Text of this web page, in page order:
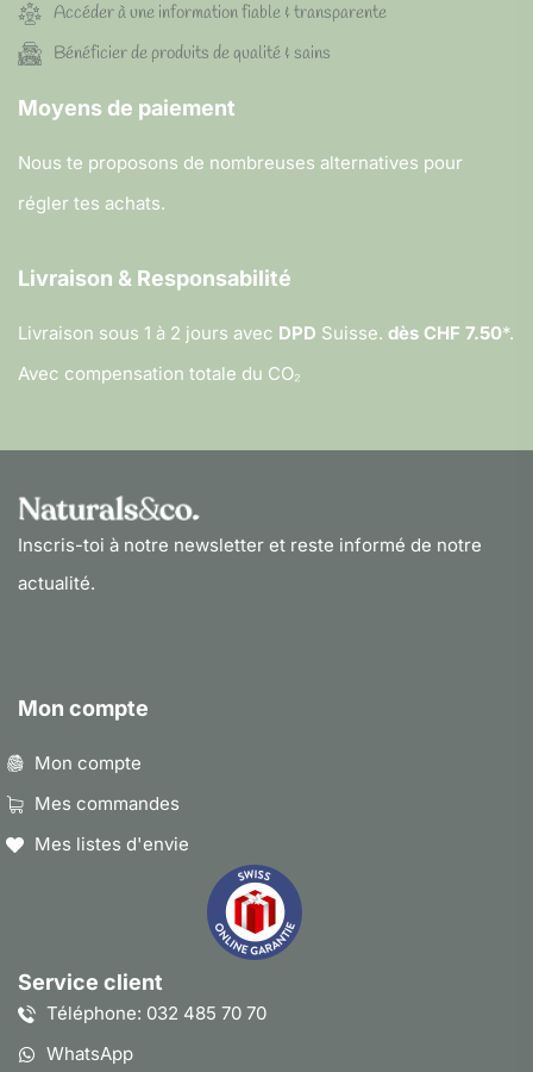
Accéder à une information fiable & transparente
Bénéficier de produits de qualité & sains
Moyens de paiement
Nous te proposons de nombreuses alternatives pour
régler tes achats.
Livraison & Responsabilité
Livraison sous 1 à 2 jours avec DPD Suisse. dès CHF 7.50*.
Avec compensation totale du CO₂
Inscris-toi à notre newsletter et reste informé de notre
actualité.
Mon compte
Mon compte
Mes commandes
Mes listes d'envie
Service client
Téléphone: 032 485 70 70
WhatsApp